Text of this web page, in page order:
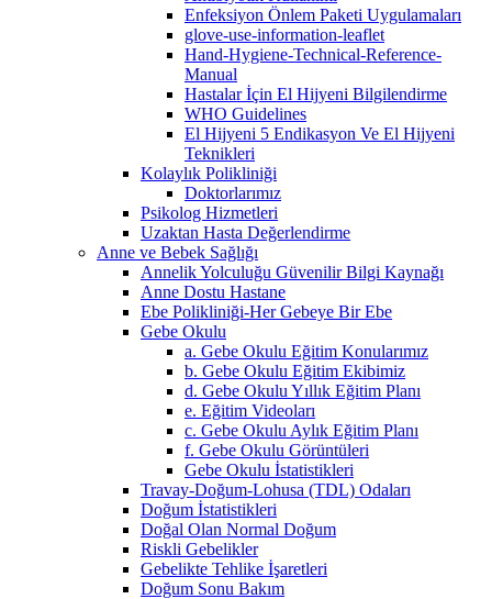
Enfeksiyon Önlem Paketi Uygulamaları
glove-use-information-leaflet
Hand-Hygiene-Technical-Reference-
Manual
Hastalar İçin El Hijyeni Bilgilendirme
WHO Guidelines
El Hijyeni 5 Endikasyon Ve El Hijyeni
Teknikleri
Kolaylık Polikliniği
Doktorlarımız
Psikolog Hizmetleri
Uzaktan Hasta Değerlendirme
Anne ve Bebek Sağlığı
Annelik Yolculuğu Güvenilir Bilgi Kaynağı
Anne Dostu Hastane
Ebe Polikliniği-Her Gebeye Bir Ebe
Gebe Okulu
a. Gebe Okulu Eğitim Konularımız
b. Gebe Okulu Eğitim Ekibimiz
d. Gebe Okulu Yıllık Eğitim Planı
e. Eğitim Videoları
c. Gebe Okulu Aylık Eğitim Planı
f. Gebe Okulu Görüntüleri
Gebe Okulu İstatistikleri
Travay-Doğum-Lohusa (TDL) Odaları
Doğum İstatistikleri
Doğal Olan Normal Doğum
Riskli Gebelikler
Gebelikte Tehlike İşaretleri
Doğum Sonu Bakım